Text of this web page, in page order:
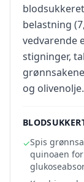
belastning
vedvarende
stigninger,
og olivenolje.
✓Spis
quinoaen